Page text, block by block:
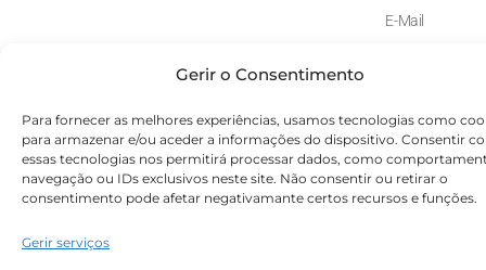
Gerir o Consentimento
Para fornecer as melhores experiências, usamos tecnologias como
para armazenar e/ou aceder a informações do dispositivo. Consentir
essas tecnologias nos permitirá processar dados, como
navegação ou IDs exclusivos neste site. Não consentir ou retirar o
consentimento pode afetar negativamante certos recursos e funções.
Gerir serviços
E-
© Victoryia Vynn Portugal 2026 by SVS.pt